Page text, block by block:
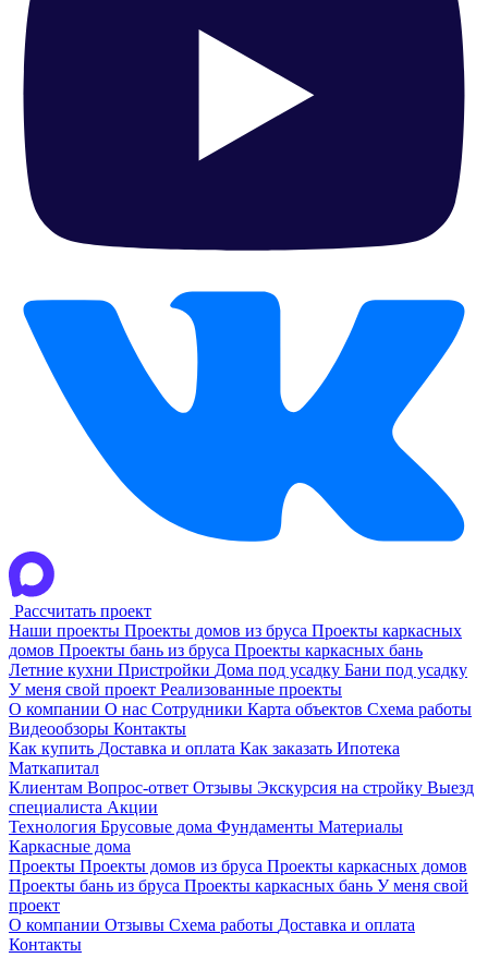
Рассчитать проект
Наши проекты Проекты домов из бруса Проекты каркасных
домов Проекты бань из бруса Проекты каркасных бань
Летние кухни Пристройки Дома под усадку Бани под усадку
У меня свой проект Реализованные проекты
О компании О нас Сотрудники Карта объектов Схема работы
Видеообзоры Контакты
Как купить Доставка и оплата Как заказать Ипотека
Маткапитал
Клиентам Вопрос-ответ Отзывы Экскурсия на стройку Выезд
специалиста Акции
Технология Брусовые дома Фундаменты Материалы
Каркасные дома
Проекты Проекты домов из бруса Проекты каркасных домов
Проекты бань из бруса Проекты каркасных бань У меня свой
проект
О компании Отзывы Схема работы Доставка и оплата
Контакты